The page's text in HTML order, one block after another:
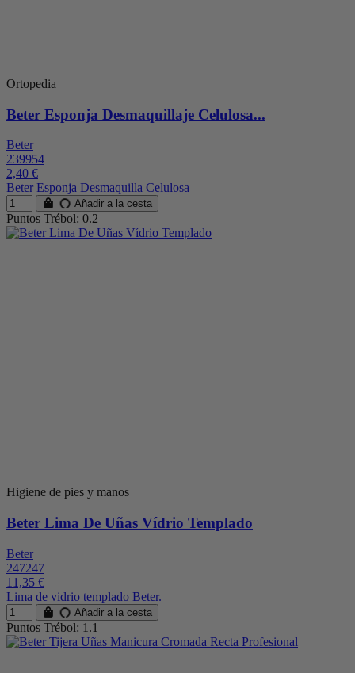
Ortopedia
Beter Esponja Desmaquillaje Celulosa...
Beter
239954
2,40 €
Beter Esponja Desmaquilla Celulosa
Añadir a la cesta
Puntos Trébol: 0.2
Higiene de pies y manos
Beter Lima De Uñas Vídrio Templado
Beter
247247
11,35 €
Lima de vidrio templado Beter.
Añadir a la cesta
Puntos Trébol: 1.1